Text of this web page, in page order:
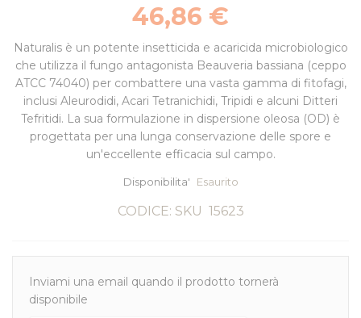
46,86 €
Naturalisè un potente insetticida e acaricida microbiologico
che utilizza il fungo antagonista Beauveria bassiana (ceppo
ATCC 74040) per combattere una vasta gamma di fitofagi,
inclusi Aleurodidi, Acari Tetranichidi, Tripidi e alcuni Ditteri
Tefritidi. La sua formulazione in dispersione oleosa (OD) è
progettata per una lunga conservazione delle spore e
un'eccellente efficacia sul campo.
Disponibilita' Esaurito
CODICE: SKU 15623
Inviami una email quando il prodotto tornerà
disponibile